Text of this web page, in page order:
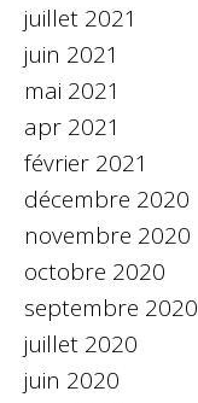
juillet 2021
juin 2021
mai 2021
apr 2021
février 2021
décembre 2020
novembre 2020
octobre 2020
septembre 2020
juillet 2020
juin 2020